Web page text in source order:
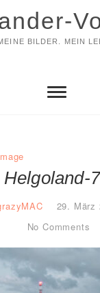
BILDER. MEIN
Helgoland-
29. März
No Comments